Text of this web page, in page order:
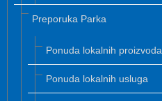
Preporuka Parka
Ponuda lokalnih proizvoda
Ponuda lokalnih usluga